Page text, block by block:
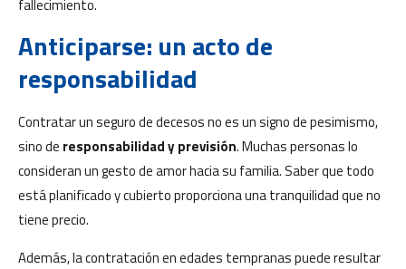
fallecimiento.
Anticiparse: un acto de
responsabilidad
Contratar un seguro de decesos no es un signo de pesimismo,
sino de responsabilidad y previsión. Muchas personas lo
consideran un gesto de amor hacia su familia. Saber que todo
está planificado y cubierto proporciona una tranquilidad que no
tiene precio.
Además, la contratación en edades tempranas puede resultar